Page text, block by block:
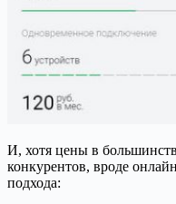
И, хотя цены в
конкурентов, вроде
подхода: